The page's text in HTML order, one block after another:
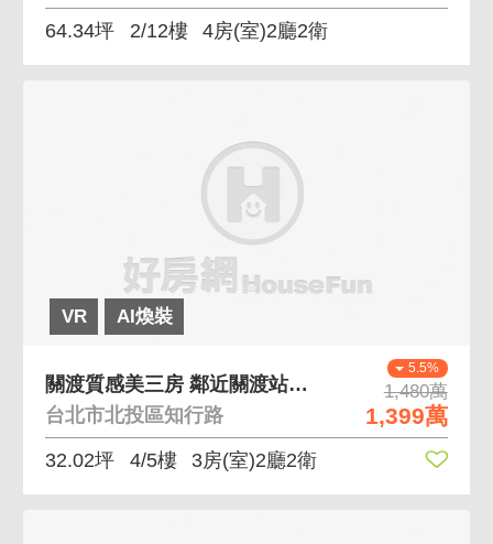
64.34坪 2/12樓 4房(室)2廳2衛
VR AI煥裝
5.5%
1,480萬
1,399萬
關渡質感美三房 鄰近關渡站、水鳥公園
台北市北投區知行路
32.02坪 4/5樓 3房(室)2廳2衛